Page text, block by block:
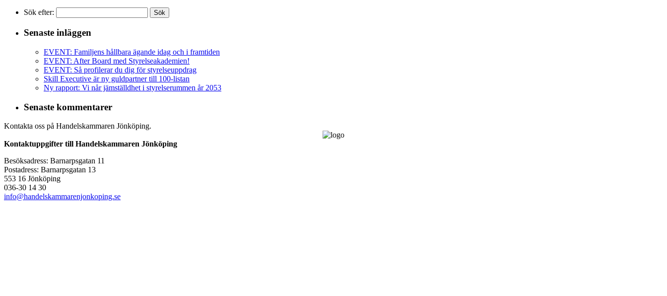
Sök efter:
Senaste inläggen
EVENT: Familjens hållbara ägande idag och i framtiden
EVENT: After Board med Styrelseakademien!
EVENT: Så profilerar du dig för styrelseuppdrag
Skill Executive är ny guldpartner till 100-listan
Ny rapport: Vi når jämställdhet i styrelserummen år 2053
Senaste kommentarer
Kontakta oss på Handelskammaren Jönköping.
Kontaktuppgifter till Handelskammaren Jönköping
Besöksadress: Barnarpsgatan 11
Postadress: Barnarpsgatan 13
553 16 Jönköping
036-30 14 30
info@handelskammarenjonkoping.se